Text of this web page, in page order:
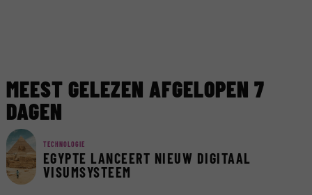
MEEST GELEZEN AFGELOPEN 7
DAGEN
TECHNOLOGIE
EGYPTE LANCEERT NIEUW DIGITAAL
VISUMSYSTEEM